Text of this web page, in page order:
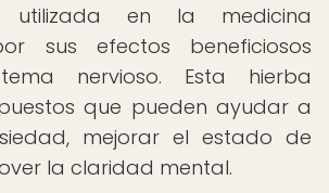
utilizada en la medicina
sus efectos beneficiosos
nervioso. Esta hierba
que pueden ayudar a
mejorar el estado de
la claridad mental.